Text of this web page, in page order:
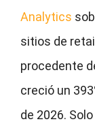
Analytics
sitios de
procedente
creció un
de 2026.